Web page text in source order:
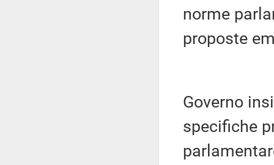
norme
proposte
Governo
specifiche